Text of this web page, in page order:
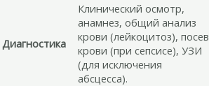
Диагностика
Клинический осмотр,
анамнез, общий анализ
крови (лейкоцитоз), посев
крови (при сепсисе), УЗИ
(для исключения
абсцесса).